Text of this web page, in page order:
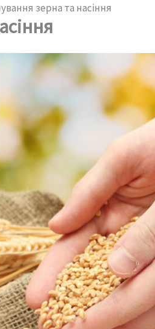
зерна та насіння